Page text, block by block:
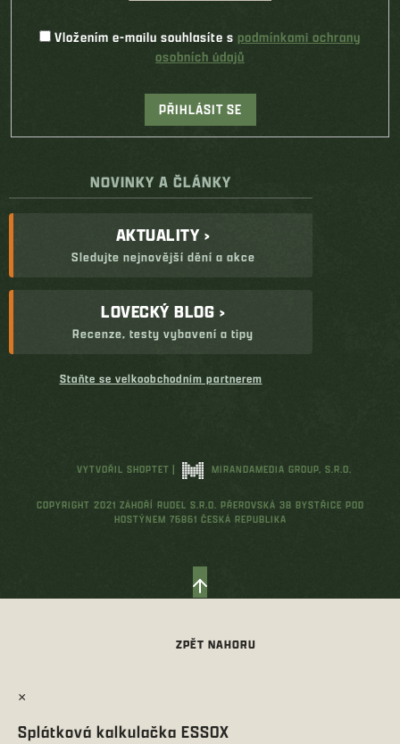
Vložením e-mailu souhlasíte s podmínkami ochrany
osobních údajů
PŘIHLÁSIT SE
NOVINKY A ČLÁNKY
AKTUALITY ›
Sledujte nejnovější dění a akce
LOVECKÝ BLOG ›
Recenze, testy vybavení a tipy
Staňte se velkoobchodním partnerem
VYTVOŘIL SHOPTET | MIRANDAMEDIA GROUP, S.R.O.
COPYRIGHT 2021 ZÁHOŘÍ RUDEL S.R.O. PŘEROVSKÁ 38 BYSTŘICE POD
HOSTÝNEM 76861 ČESKÁ REPUBLIKA
×
Splátková kalkulačka ESSOX